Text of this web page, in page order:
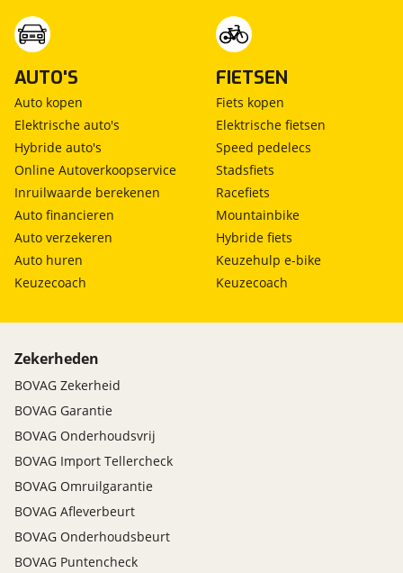
AUTO'S
Auto kopen
Elektrische auto's
Hybride auto's
Online Autoverkoopservice
Inruilwaarde berekenen
Auto financieren
Auto verzekeren
Auto huren
Keuzecoach
FIETSEN
Fiets kopen
Elektrische fietsen
Speed pedelecs
Stadsfiets
Racefiets
Mountainbike
Hybride fiets
Keuzehulp e-bike
Keuzecoach
Zekerheden
BOVAG Zekerheid
BOVAG Garantie
BOVAG Onderhoudsvrij
BOVAG Import Tellercheck
BOVAG Omruilgarantie
BOVAG Afleverbeurt
BOVAG Onderhoudsbeurt
BOVAG Puntencheck